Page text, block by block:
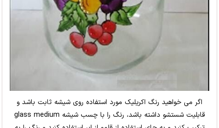
اگر می خواهید رنگ اکریلیک مورد استفاده روی شیشه ثابت باشد و
قابلیت شستشو داشته باشد، رنگ را با چسب شیشه glass medium